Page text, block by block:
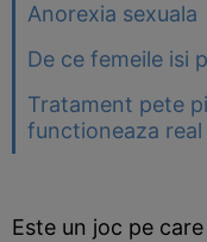
Anorexia sexuala
De ce femeile isi
Tratament pete
functioneaza real
Este un joc pe